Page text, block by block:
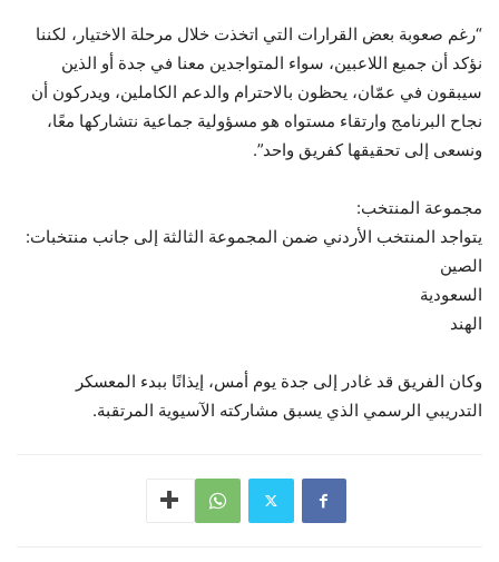
“رغم صعوبة بعض القرارات التي اتخذت خلال مرحلة الاختيار، لكننا
نؤكد أن جميع اللاعبين، سواء المتواجدين معنا في جدة أو الذين
سيبقون في عمّان، يحظون بالاحترام والدعم الكاملين، ويدركون أن
نجاح البرنامج وارتقاء مستواه هو مسؤولية جماعية نتشاركها معًا،
ونسعى إلى تحقيقها كفريق واحد”.
مجموعة المنتخب:
يتواجد المنتخب الأردني ضمن المجموعة الثالثة إلى جانب منتخبات:
الصين
السعودية
الهند
وكان الفريق قد غادر إلى جدة يوم أمس، إيذانًا ببدء المعسكر
التدريبي الرسمي الذي يسبق مشاركته الآسيوية المرتقبة.